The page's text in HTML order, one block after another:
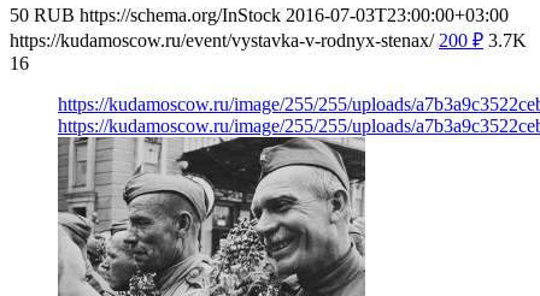
50 RUB https://schema.org/InStock 2016-07-03T23:00:00+03:00
https://kudamoscow.ru/event/vystavka-v-rodnyx-stenax/ 200 ₽ 3.7K
16
https://kudamoscow.ru/image/255/255/uploads/
https://kudamoscow.ru/image/255/255/uploads/